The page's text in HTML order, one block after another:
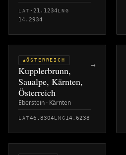
LAT -21.1234LNG
14.2934
▲ ÖSTERREICH
Kupplerbrunn,
Saualpe, Kärnten,
Österreich
Eberstein · Kärnten
LAT46.8304LNG14.6238
→